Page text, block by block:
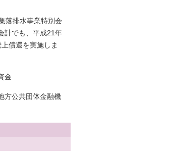
落排水事業特別会
計でも、平成21年
償還を実施しま
金
方公共団体金融機